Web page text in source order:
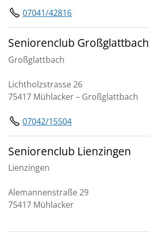
07041/42816
Seniorenclub Großglattbach
Großglattbach
Lichtholzstrasse 26
75417 Mühlacker – Großglattbach
07042/15504
Seniorenclub Lienzingen
Lienzingen
Alemannenstraße 29
75417 Mühlacker